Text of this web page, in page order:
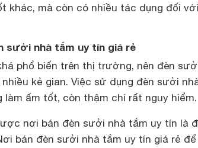
khác, mà còn có nhiều tác dụng đối
sưởi nhà tắm uy tín giá rẻ
phổ biến trên thị trường, nên đèn
kẻ gian. Việc sử dụng đèn sưởi
làm ấm tốt, còn thậm chí rất nguy hiểm.
nơi bán đèn sưởi nhà tắm uy tín là
bán đèn sưởi nhà tắm uy tín giá rẻ